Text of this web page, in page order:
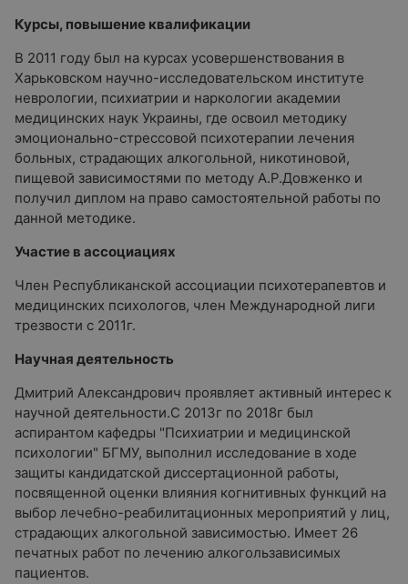
Курсы, повышение квалификации
В 2011 году был на курсах усовершенствования в
Харьковском научно-исследовательском институте
неврологии, психиатрии и наркологии академии
медицинских наук Украины, где освоил методику
эмоционально-стрессовой психотерапии лечения
больных, страдающих алкогольной, никотиновой,
пищевой зависимостями по методу А.Р.Довженко и
получил диплом на право самостоятельной работы по
данной методике.
Участие в ассоциациях
Член Республиканской ассоциации психотерапевтов и
медицинских психологов, член Международной лиги
трезвости с 2011г.
Научная деятельность
Дмитрий Александрович проявляет активный интерес к
научной деятельности.С 2013г по 2018г был
аспирантом кафедры "Психиатрии и медицинской
психологии" БГМУ, выполнил исследование в ходе
защиты кандидатской диссертационной работы,
посвященной оценки влияния когнитивных функций на
выбор лечебно-реабилитационных мероприятий у лиц,
страдающих алкогольной зависимостью. Имеет 26
печатных работ по лечению алкогользависимых
пациентов.